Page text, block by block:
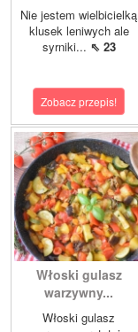
Nie jestem wielbicielką
klusek leniwych ale
syrniki... ⇖ 23
Zobacz przepis!
Włoski gulasz
warzywny...
Włoski gulasz